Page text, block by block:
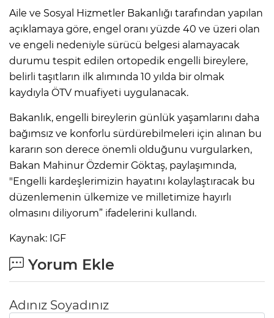
Aile ve Sosyal Hizmetler Bakanlığı tarafından yapılan
açıklamaya göre, engel oranı yüzde 40 ve üzeri olan
ve engeli nedeniyle sürücü belgesi alamayacak
durumu tespit edilen ortopedik engelli bireylere,
belirli taşıtların ilk alımında 10 yılda bir olmak
kaydıyla ÖTV muafiyeti uygulanacak.
Bakanlık, engelli bireylerin günlük yaşamlarını daha
bağımsız ve konforlu sürdürebilmeleri için alınan bu
kararın son derece önemli olduğunu vurgularken,
Bakan Mahinur Özdemir Göktaş, paylaşımında,
"Engelli kardeşlerimizin hayatını kolaylaştıracak bu
düzenlemenin ülkemize ve milletimize hayırlı
olmasını diliyorum” ifadelerini kullandı.
Kaynak: IGF
Yorum Ekle
Adınız Soyadınız